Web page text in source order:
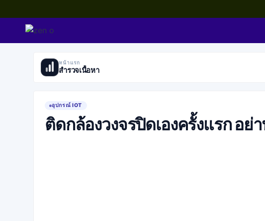
to
content
หน้าแรก
สำรวจเนื้อหา
อุปกรณ์ IOT
ติดกล้องวงจรปิดเองครั้งแรก อย่